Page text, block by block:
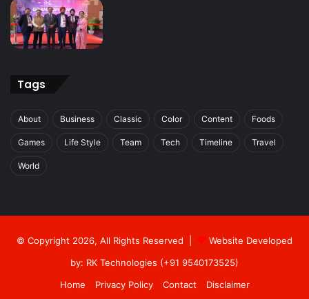
Tags
About Business Classic Color Content Foods
Games Life Style Team Tech Timeline Travel
World
© Copyright 2026, All Rights Reserved |
Website Developed
by: RK Technologies (+91 9540173525)
Home
Privacy Policy Contact Disclaimer